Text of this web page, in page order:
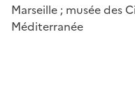
Marseille ; musée des
Méditerranée